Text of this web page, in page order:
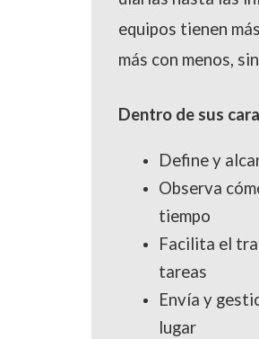
equipos tienen
más con menos,
Dentro de sus
Define y
Observa
tiempo
Facilita el
tareas
Envía y
lugar